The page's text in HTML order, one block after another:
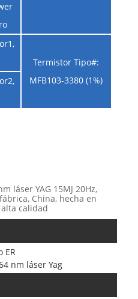
Termistor Tipo#:
MFB103-3380 (1%)
láser YAG 15MJ 20Hz,
China, hecha en
calidad
ER
nm láser Yag